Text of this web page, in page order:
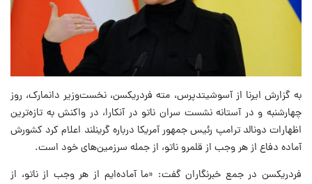
به گزارش ایرنا از آسوشیتدپرس، مته فردریکسن، نخست‌وزیر دانمارک، روز
چهارشنبه و در آستانه نشست سران ناتو در آنکارا، در واکنش به تازه‌ترین
اظهارات دونالد ترامپ رئیس جمهور آمریکا درباره گرینلند اعلام کرد کشورش
آماده دفاع از هر وجب از قلمرو ناتو، از جمله سرزمین‌های خود است.
فردریکسن در جمع خبرنگاران گفت: «ما آماده‌ایم از هر وجب از ناتو، از